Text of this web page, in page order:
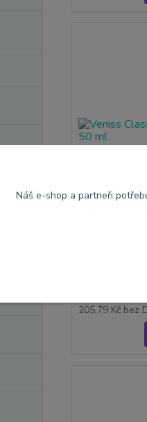
205,79 Kč bez
Náš e-shop a partneři